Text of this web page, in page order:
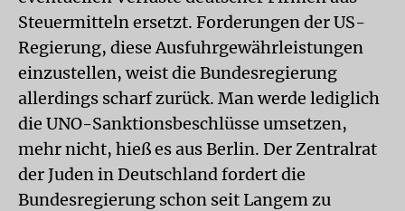
Steuermitteln ersetzt. Forderungen der US-
Regierung, diese Ausfuhrgewährleistungen
einzustellen, weist die Bundesregierung
allerdings scharf zurück. Man werde lediglich
die UNO-Sanktionsbeschlüsse umsetzen,
mehr nicht, hieß es aus Berlin. Der Zentralrat
der Juden in Deutschland fordert die
Bundesregierung schon seit Langem zu